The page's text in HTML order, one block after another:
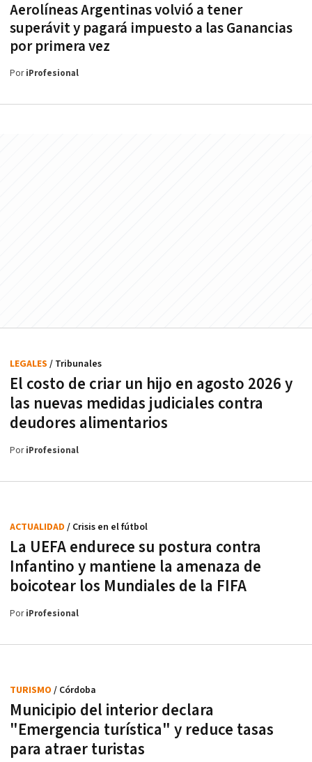
Aerolíneas Argentinas volvió a tener
superávit y pagará impuesto a las Ganancias
por primera vez
PoriProfesional
El costo de criar un hijo en agosto 2026 y
las nuevas medidas judiciales contra
deudores alimentarios
LEGALES / Tribunales
PoriProfesional
La UEFA endurece su postura contra
Infantino y mantiene la amenaza de
boicotear los Mundiales de la FIFA
ACTUALIDAD / Crisis en el fútbol
PoriProfesional
Municipio del interior declara
"Emergencia turística" y reduce tasas
para atraer turistas
TURISMO / Córdoba